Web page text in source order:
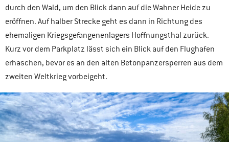
durch den Wald, um den Blick dann auf die Wahner Heide zu
eröffnen. Auf halber Strecke geht es dann in Richtung des
ehemaligen Kriegsgefangenenlagers Hoffnungsthal zurück.
Kurz vor dem Parkplatz lässt sich ein Blick auf den Flughafen
erhaschen, bevor es an den alten Betonpanzersperren aus dem
zweiten Weltkrieg vorbeigeht.